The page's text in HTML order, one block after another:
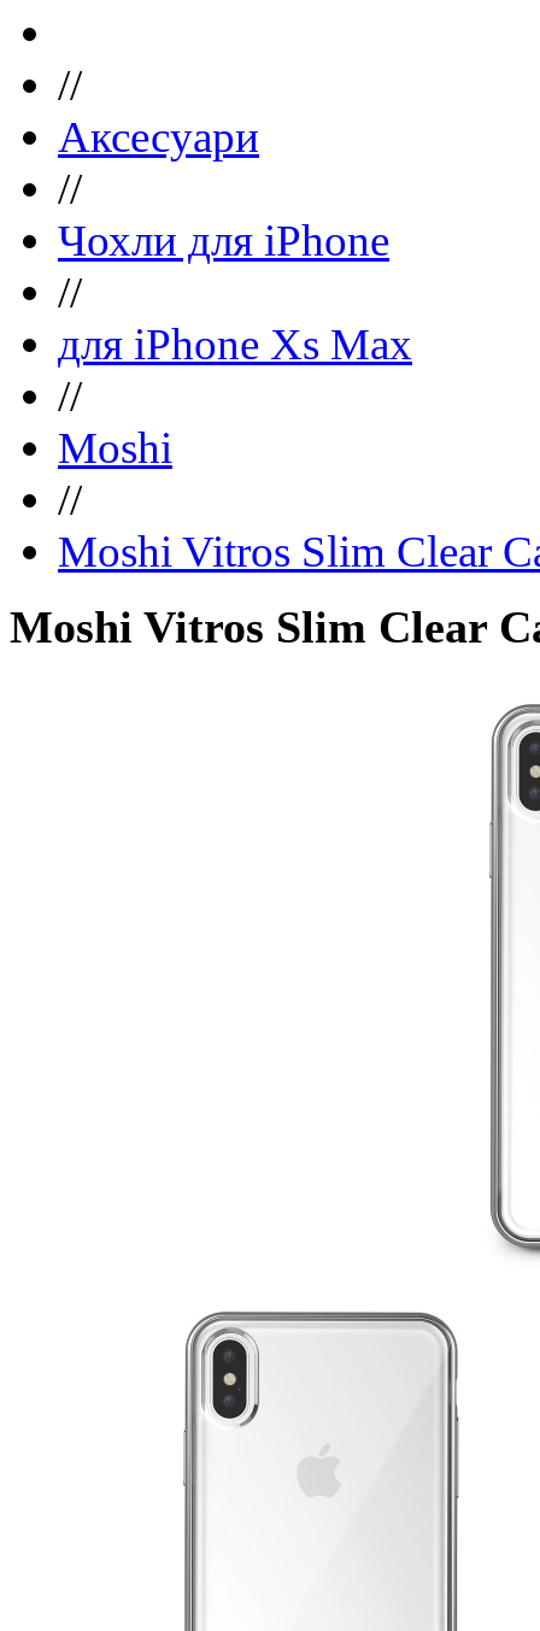
//
Аксесуари
//
Чохли для iPhone
//
для iPhone Xs Max
//
Moshi
//
Moshi Vitros Slim Clear
Moshi Vitros Slim Clear